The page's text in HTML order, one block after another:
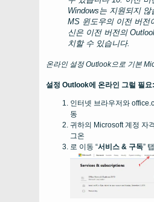
Windows는 지원되지 않
MS 윈도우의 이전 버전
신은 이전 버전의
치할 수 있습니다.
온라인 설정 Outlook으로 기본
설정 Outlook에 온라인 그럴 필요:
인터넷 브라우저와
동
귀하의 Microsoft 계정 자
그온
로 이동 “서비스 & 구독” 탭